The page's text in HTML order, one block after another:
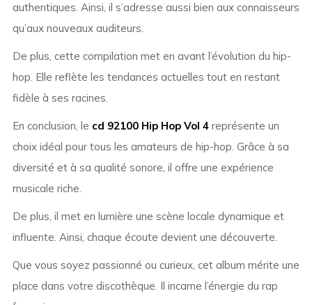
authentiques. Ainsi, il s’adresse aussi bien aux connaisseurs
qu’aux nouveaux auditeurs.
De plus, cette compilation met en avant l’évolution du hip-
hop. Elle reflète les tendances actuelles tout en restant
fidèle à ses racines.
En conclusion, le cd 92100 Hip Hop Vol 4représente un
choix idéal pour tous les amateurs de hip-hop. Grâce à sa
diversité et à sa qualité sonore, il offre une expérience
musicale riche.
De plus, il met en lumière une scène locale dynamique et
influente. Ainsi, chaque écoute devient une découverte.
Que vous soyez passionné ou curieux, cet album mérite une
place dans votre discothèque. Il incarne l’énergie du rap